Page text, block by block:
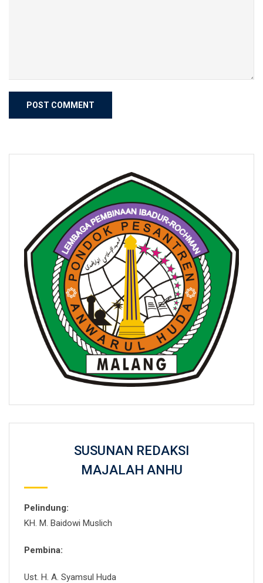
SUSUNAN REDAKSI
MAJALAH ANHU
Pelindung:
KH. M. Baidowi Muslich
Pembina:
Ust. H. A. Syamsul Huda